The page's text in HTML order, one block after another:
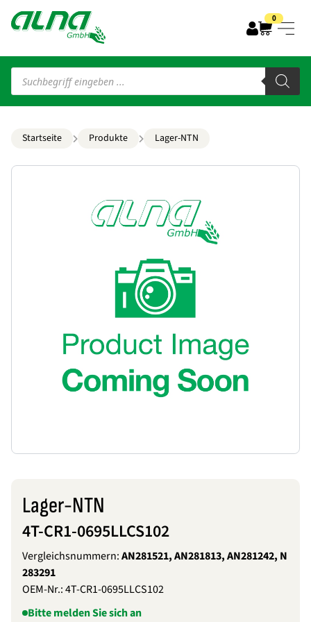
0
Products
search
Startseite Produkte Lager-NTN
Lager-NTN
4T-CR1-0695LLCS102
Vergleichsnummern:AN281521, AN281813, AN281242, N
283291
OEM-Nr.:4T-CR1-0695LLCS102
Bitte melden Sie sich an